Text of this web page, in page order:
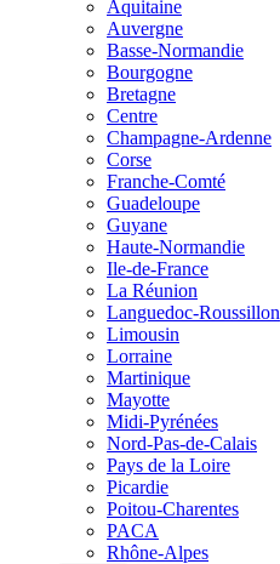
Aquitaine
Auvergne
Basse-Normandie
Bourgogne
Bretagne
Centre
Champagne-Ardenne
Corse
Franche-Comté
Guadeloupe
Guyane
Haute-Normandie
Ile-de-France
La Réunion
Languedoc-Roussillon
Limousin
Lorraine
Martinique
Mayotte
Midi-Pyrénées
Nord-Pas-de-Calais
Pays de la Loire
Picardie
Poitou-Charentes
PACA
Rhône-Alpes